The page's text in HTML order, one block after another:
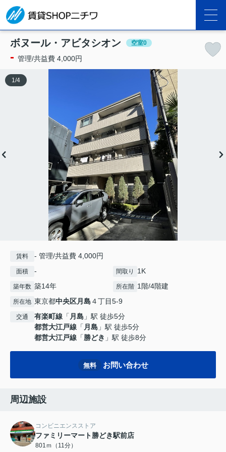
ボヌール・アビタシオン 空室0
- 管理/共益費 4,000円
1 /4
賃料 - 管理/共益費 4,000円
面積 - 間取り 1K
築年数 築14年 所在階 1階/4階建
所在地 東京都中央区月島 ４丁目5-9
交通 有楽町線 「 月島 」駅 徒歩5分
都営大江戸線 「 月島 」駅 徒歩5分
都営大江戸線 「勝どき 」駅 徒歩8分
無料 お問い合わせ
周辺施設
コンビニエンスストア
ファミリーマート勝どき駅前店
801ｍ（11分）